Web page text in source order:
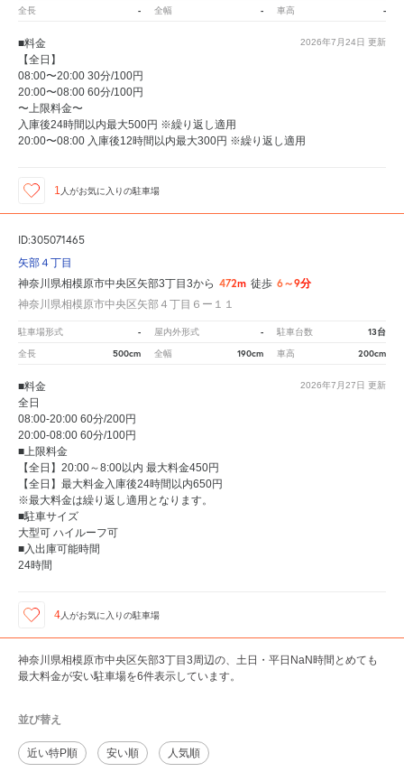
全長 - 全幅 - 車高 -
2026年7月24日 更新
■料金
【全日】
08:00〜20:00 30分/100円
20:00〜08:00 60分/100円
〜上限料金〜
入庫後24時間以内最大500円 ※繰り返し適用
20:00〜08:00 入庫後12時間以内最大300円 ※繰り返し適用
1 人がお気に入りの駐車場
ID:305071465
矢部４丁目
神奈川県相模原市中央区矢部3丁目3から 472m 徒歩 6～9分
神奈川県相模原市中央区矢部４丁目６ー１１
駐車場形式 - 屋内外形式 - 駐車台数 13台
全長 500cm 全幅 190cm 車高 200cm
2026年7月27日 更新
■料金
全日
08:00-20:00 60分/200円
20:00-08:00 60分/100円
■上限料金
【全日】20:00～8:00以内 最大料金450円
【全日】最大料金入庫後24時間以内650円
※最大料金は繰り返し適用となります。
■駐車サイズ
大型可 ハイルーフ可
■入出庫可能時間
24時間
4人がお気に入りの駐車場
神奈川県相模原市中央区矢部3丁目3周辺の、土日・平日NaN時間とめても
最大料金が安い駐車場を6件表示しています。
並び替え
近い特P順 安い順 人気順